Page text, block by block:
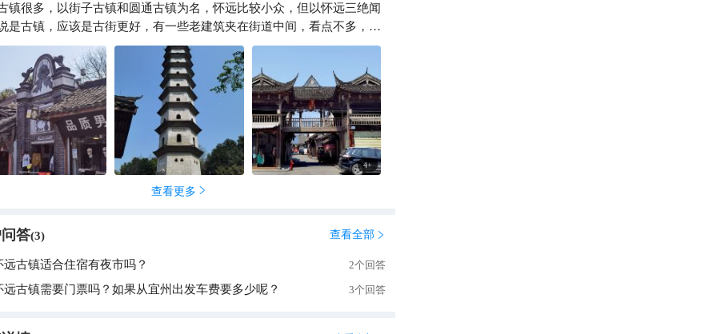
镇很多，以街子古镇和圆通古镇为名，怀远比较小众，但以怀远三绝闻
是古镇，应该是古街更好，有一些老建筑夹在街道中间，看点不多，找
卖叶儿粑的还行吧…
4+
查看更多 
答(3) 查看全部 
远古镇适合住宿有夜市吗？ 2个回答
远古镇需要门票吗？如果从宜州出发车费要多少呢？ 3个回答